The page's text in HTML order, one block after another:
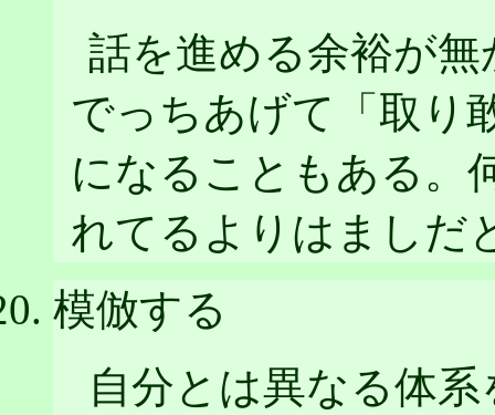
話を進める余裕が
でっちあげて「取り
になることもある。
れてるよりはましだ
模倣する
自分とは異なる体